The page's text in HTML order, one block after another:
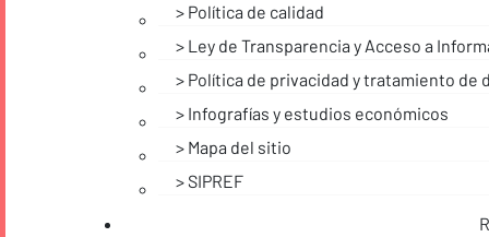
Política de calidad
Ley de Transparencia y Acceso a
Política de privacidad y tratamiento de
Infografías y estudios económicos
Mapa del sitio
SIPREF